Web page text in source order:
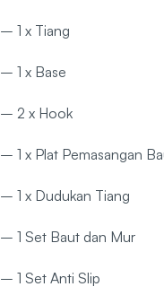
– 1 x Tiang
– 1 x Base
– 2 x Hook
– 1 x Plat Pemasangan
– 1 x Dudukan Tiang
– 1 Set Baut dan Mur
– 1 Set Anti Slip